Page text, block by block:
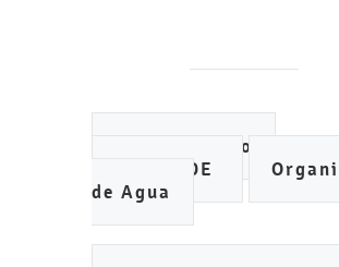
Ayuntamiento
IMCUFIDE
de Agua